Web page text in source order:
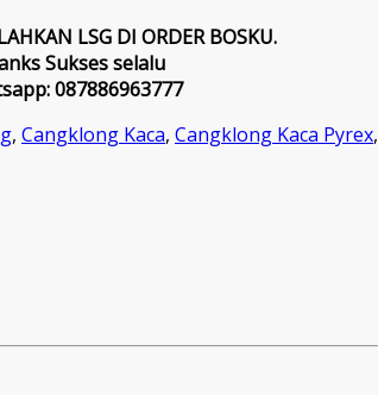
LSG DI ORDER BOSKU.
Sukses selalu
087886963777
, Cangklong Kaca, Cangklong Kaca Pyrex,